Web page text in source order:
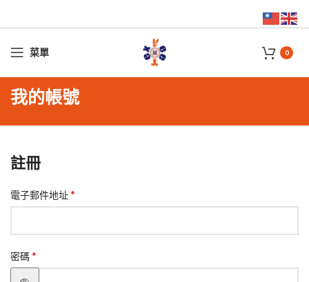
菜單 0
我的帳號
註冊
電子郵件地址*
密碼*